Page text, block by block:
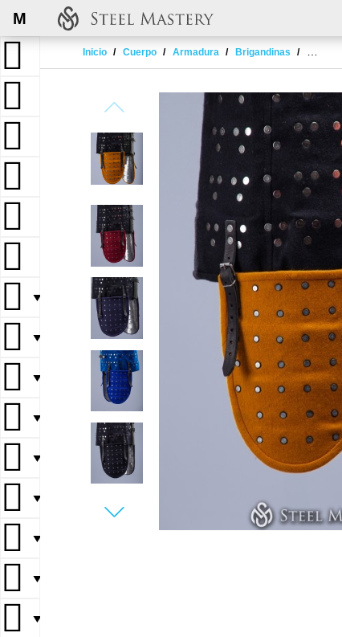
M
Inicio Cuerpo Armadura Brigandinas
▼
▼
▼
▼
▼
▼
▼
▼
▼